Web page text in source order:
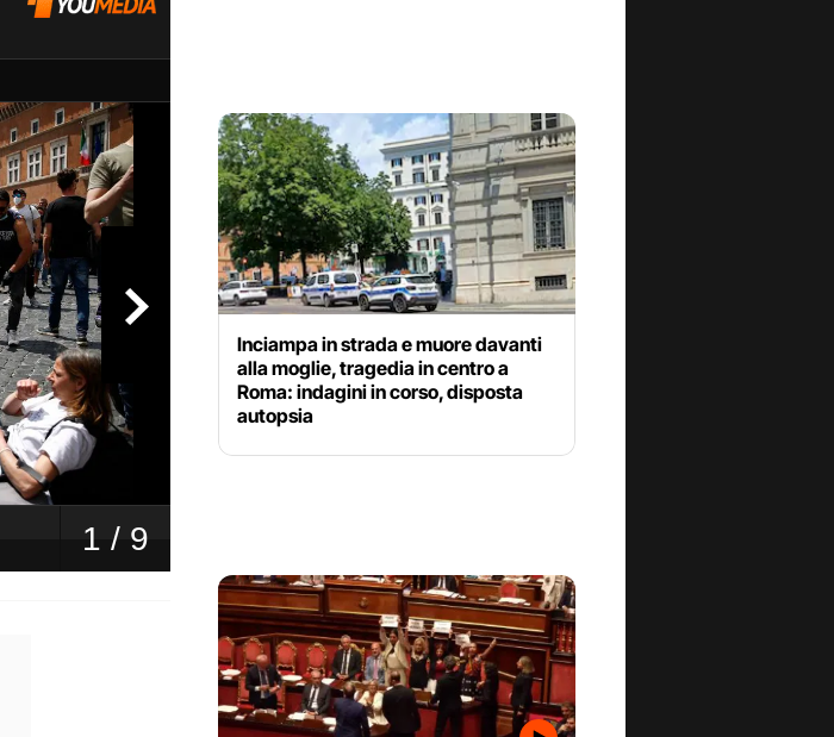
Inciampa in strada e muore davanti
alla moglie, tragedia in centro a
Roma: indagini in corso, disposta
autopsia